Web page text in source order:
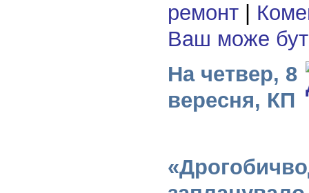
ремонт|
Ваш може
На четвер, 8
вересня, КП